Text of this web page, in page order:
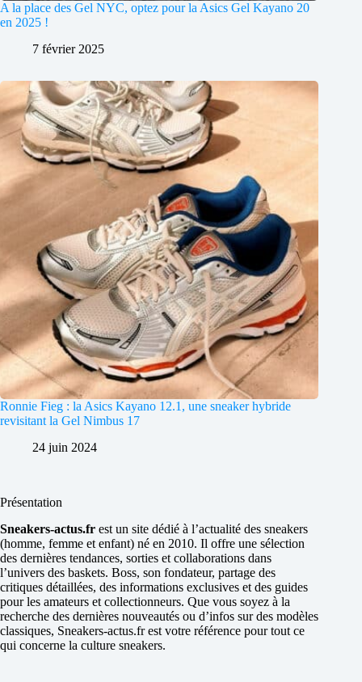
A la place des Gel NYC, optez pour la Asics Gel Kayano 20
en 2025 !
7 février 2025
Ronnie Fieg : la Asics Kayano 12.1, une sneaker hybride
revisitant la Gel Nimbus 17
24 juin 2024
Présentation
Sneakers-actus.fr est un site dédié à l’actualité des sneakers
(homme, femme et enfant) né en 2010. Il offre une sélection
des dernières tendances, sorties et collaborations dans
l’univers des baskets. Boss, son fondateur, partage des
critiques détaillées, des informations exclusives et des guides
pour les amateurs et collectionneurs. Que vous soyez à la
recherche des dernières nouveautés ou d’infos sur des modèles
classiques, Sneakers-actus.fr est votre référence pour tout ce
qui concerne la culture sneakers.